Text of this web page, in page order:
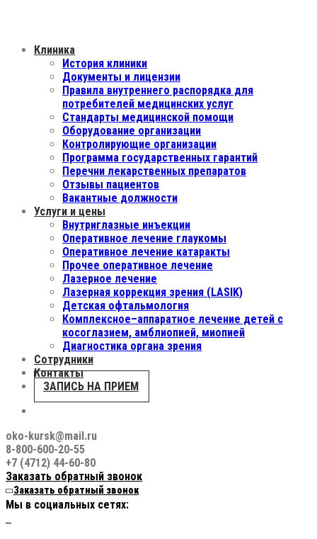
Клиника
История клиники
Документы и лицензии
Правила внутреннего распорядка для
потребителей медицинских услуг
Стандарты медицинской помощи
Оборудование организации
Контролирующие организации
Программа государственных гарантий
Перечни лекарственных препаратов
Отзывы пациентов
Вакантные должности
Услуги и цены
Внутриглазные инъекции
Оперативное лечение глаукомы
Оперативное лечение катаракты
Прочее оперативное лечение
Лазерное лечение
Лазерная коррекция зрения (LASIK)
Детская офтальмология
Комплексное–аппаратное лечение детей с
косоглазием, амблиопией, миопией
Диагностика органа зрения
Сотрудники
Контакты
ЗАПИСЬ НА ПРИЕМ
oko-kursk@mail.ru
8-800-600-20-55
+7 (4712) 44-60-80
Заказать обратный звонок
Заказать обратный звонок
Мы в социальных сетях: